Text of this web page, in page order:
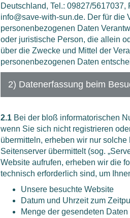
Deutschland, Tel.: 09827/
info@save-with-sun.de. Der für die
personenbezogenen Daten
oder juristische Person, die allein
über die Zwecke und Mittel der
personenbezogenen Daten
2) Datenerfassung beim
2.1 Bei der bloß informatorischen
wenn Sie sich nicht registrieren
übermitteln, erheben wir nur
Seitenserver übermittelt (sog.
Website aufrufen, erheben wir die
technisch erforderlich sind, um
Unsere besuchte Website
Datum und Uhrzeit zum
Menge der gesendeten Daten